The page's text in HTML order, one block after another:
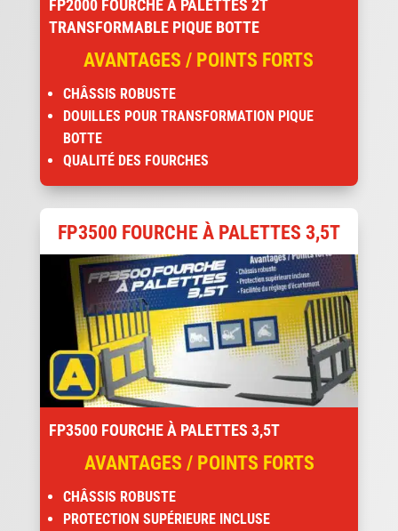
FP2000 FOURCHE À PALETTES 2T
TRANSFORMABLE PIQUE BOTTE
AVANTAGES / POINTS FORTS
CHÂSSIS ROBUSTE
DOUILLES POUR TRANSFORMATION PIQUE
BOTTE
QUALITÉ DES FOURCHES
FP3500 FOURCHE À PALETTES 3,5T
FP3500 FOURCHE À PALETTES 3,5T
AVANTAGES / POINTS FORTS
CHÂSSIS ROBUSTE
PROTECTION SUPÉRIEURE INCLUSE